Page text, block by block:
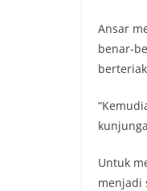
Ansar
benar-
Untuk
menjadi